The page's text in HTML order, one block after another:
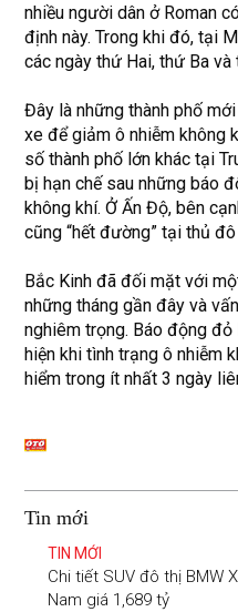
nhiều người dân ở Roman
định này. Trong khi đó, tại
các ngày thứ Hai, thứ Ba và
Đây là những thành phố
xe để giảm ô nhiễm không
số thành phố lớn khác tại
bị hạn chế sau những báo
không khí. Ở Ấn Độ, bên
cũng “hết đường” tại thủ
Bắc Kinh đã đối mặt với
những tháng gần đây và
nghiêm trọng. Báo động
hiện khi tình trạng ô nhiễm
hiểm trong ít nhất 3 ngày
Tin mới
TIN MỚI
Chi tiết SUV đô thị BMW
Nam giá 1,689 tỷ